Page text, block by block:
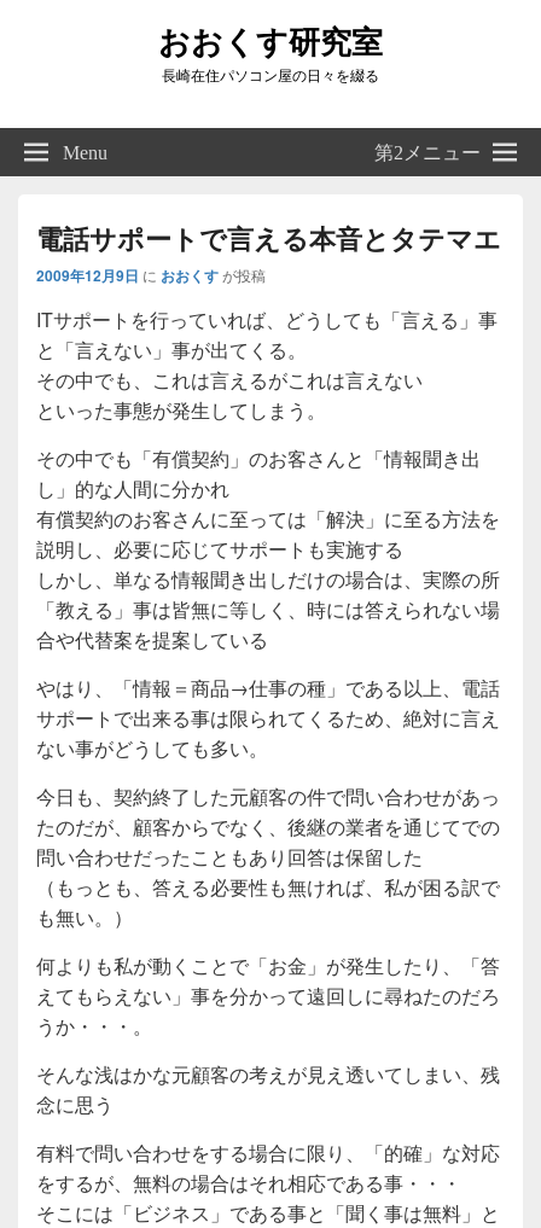
おおくす研究室
長崎在住パソコン屋の日々を綴る
Right
Sidebar
Widget
Menu 第2メニュー
電話サポートで言える本音とタテマエ
2009年12月9日 に おおくすが投稿
ITサポートを行っていれば、どうしても「言える」事
と「言えない」事が出てくる。
その中でも、これは言えるがこれは言えない
といった事態が発生してしまう。
その中でも「有償契約」のお客さんと「情報聞き出
し」的な人間に分かれ
有償契約のお客さんに至っては「解決」に至る方法を
説明し、必要に応じてサポートも実施する
しかし、単なる情報聞き出しだけの場合は、実際の所
「教える」事は皆無に等しく、時には答えられない場
合や代替案を提案している
やはり、「情報＝商品→仕事の種」である以上、電話
サポートで出来る事は限られてくるため、絶対に言え
ない事がどうしても多い。
今日も、契約終了した元顧客の件で問い合わせがあっ
たのだが、顧客からでなく、後継の業者を通じてでの
問い合わせだったこともあり回答は保留した
（もっとも、答える必要性も無ければ、私が困る訳で
も無い。）
何よりも私が動くことで「お金」が発生したり、「答
えてもらえない」事を分かって遠回しに尋ねたのだろ
うか・・・。
そんな浅はかな元顧客の考えが見え透いてしまい、残
念に思う
有料で問い合わせをする場合に限り、「的確」な対応
をするが、無料の場合はそれ相応である事・・・
そこには「ビジネス」である事と「聞く事は無料」と